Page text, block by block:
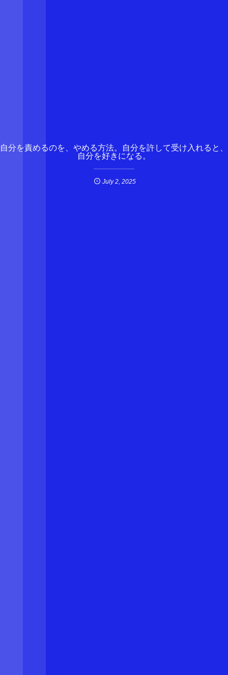
自分を責めるのを、やめる方法。自分を許して受け入れると、
自分を好きになる。
July 2, 2025